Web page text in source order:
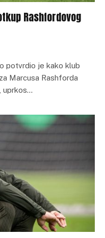
Rashfordovog
potvrdio je kako klub
Marcusa Rashforda
uprkos…